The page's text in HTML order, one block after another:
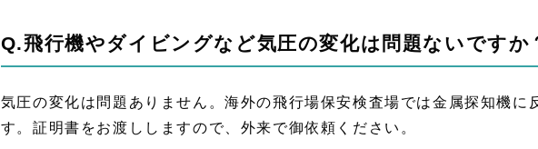
Q.飛行機やダイビングなど気圧の変化は問題ないですか
気圧の変化は問題ありません。海外の飛行場保安検査場では金属探知機に
す。証明書をお渡ししますので、外来で御依頼ください。